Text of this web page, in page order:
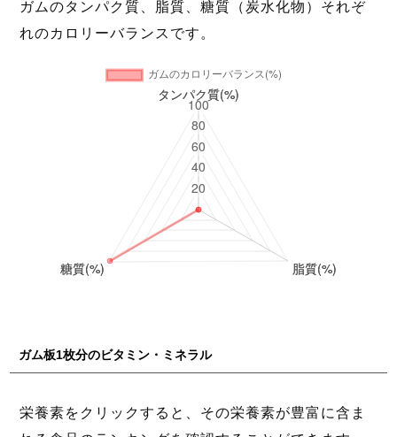
ガムのタンパク質、脂質、糖質（炭水化物）それぞ
れのカロリーバランスです。
ガム板1枚分のビタミン・ミネラル
栄養素をクリックすると、その栄養素が豊富に含ま